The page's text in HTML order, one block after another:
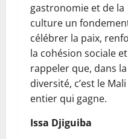
gastronomie et de la
culture un
célébrer la paix,
la cohésion sociale et
rappeler que, dans la
diversité, c’est le
entier qui gagne.
Issa Djiguiba